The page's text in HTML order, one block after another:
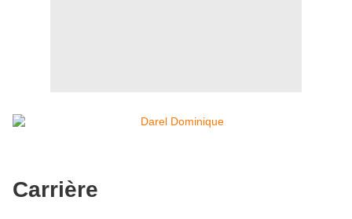
Carrière